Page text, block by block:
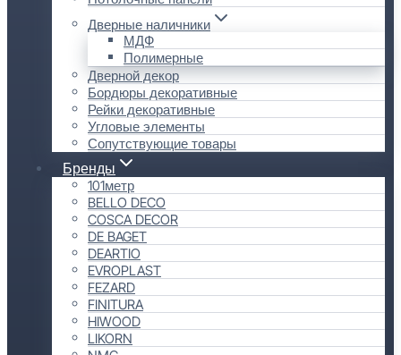
Дверные наличники
МДФ
Полимерные
Дверной декор
Бордюры декоративные
Рейки декоративные
Угловые элементы
Сопутствующие товары
Бренды
101метр
BELLO DECO
COSCA DECOR
DE BAGET
DEARTIO
EVROPLAST
FEZARD
FINITURA
HIWOOD
LIKORN